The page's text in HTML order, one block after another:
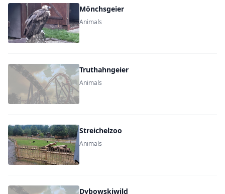
Mönchsgeier
Animals
Truthahngeier
Animals
Streichelzoo
Animals
Dybowskiwild